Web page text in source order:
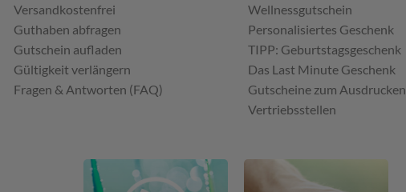
Versandkostenfrei
Guthaben abfragen
Gutschein aufladen
Gültigkeit verlängern
Fragen & Antworten (FAQ)
Wellnessgutschein
Personalisiertes Geschenk
TIPP: Geburtstagsgeschenk
Das Last Minute Geschenk
Gutscheine zum Ausdrucken
Vertriebsstellen